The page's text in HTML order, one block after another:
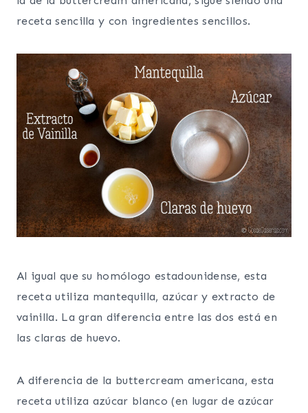
receta sencilla y con ingredientes sencillos.
Al igual que su homólogo estadounidense, esta
receta utiliza mantequilla, azúcar y extracto de
vainilla. La gran diferencia entre las dos está en
las claras de huevo.
A diferencia de la buttercream americana, esta
receta utiliza azúcar blanco (en lugar de azúcar